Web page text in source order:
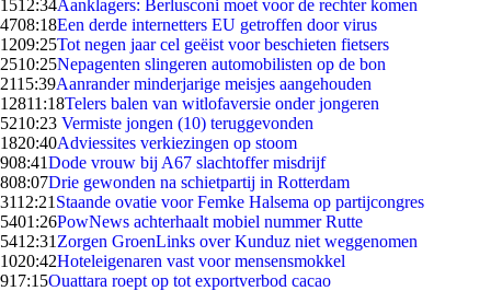
1512:34Aanklagers: Berlusconi moet voor de rechter komen
4708:18Een derde internetters EU getroffen door virus
1209:25Tot negen jaar cel geëist voor beschieten fietsers
2510:25Nepagenten slingeren automobilisten op de bon
2115:39Aanrander minderjarige meisjes aangehouden
12811:18Telers balen van witlofaversie onder jongeren
5210:23 Vermiste jongen (10) teruggevonden
1820:40Adviessites verkiezingen op stoom
908:41Dode vrouw bij A67 slachtoffer misdrijf
808:07Drie gewonden na schietpartij in Rotterdam
3112:21 Staande ovatie voor Femke Halsema op partijcongres
5401:26PowNews achterhaalt mobiel nummer Rutte
5412:31 Zorgen GroenLinks over Kunduz niet weggenomen
1020:42Hoteleigenaren vast voor mensensmokkel
917:15Ouattara roept op tot exportverbod cacao